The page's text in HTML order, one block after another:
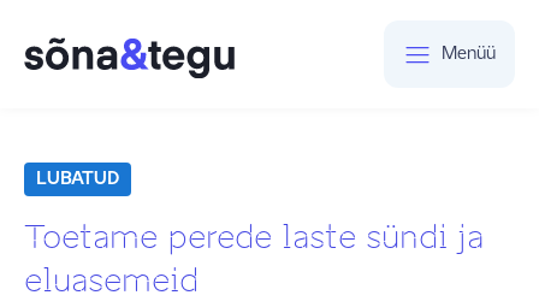
Menüü
LUBATUD
Toetame perede laste sündi ja
eluasemeid